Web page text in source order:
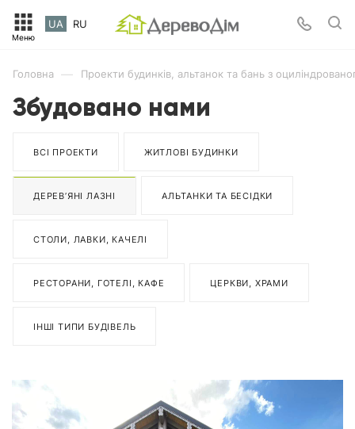
UA RU
Головна — Проекти будинків, альтанок та бань з
Збудовано нами
ВСІ ПРОЕКТИ ЖИТЛОВІ БУДИНКИ
ДЕРЕВ’ЯНІ ЛАЗНІ АЛЬТАНКИ ТА БЕСІДКИ
СТОЛИ, ЛАВКИ, КАЧЕЛІ
РЕСТОРАНИ, ГОТЕЛІ, КАФЕ ЦЕРКВИ, ХРАМИ
ІНШІ ТИПИ БУДІВЕЛЬ